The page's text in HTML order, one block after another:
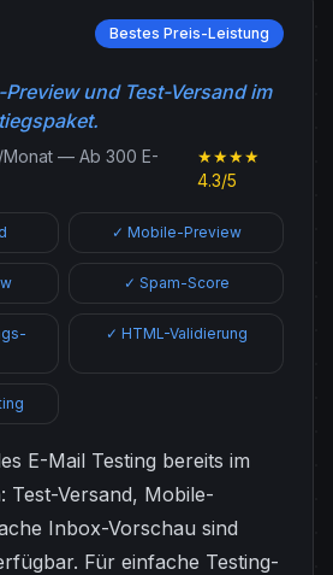
Bestes Preis-Leistung
und Test-Versand im
— Ab 300 E-
★★★★
4.3/5
✓ Mobile-Preview
✓ Spam-Score
✓ HTML-Validierung
E-Mail Testing bereits im
Test-Versand, Mobile-
Inbox-Vorschau sind
Für einfache Testing-